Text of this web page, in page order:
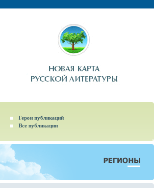
Герои публикаций
Все публикации